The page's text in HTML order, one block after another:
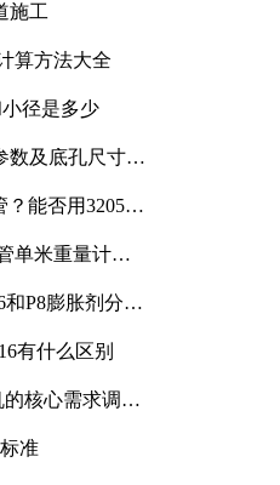
施工
算方法大全
径是多少
数及底孔尺寸详
？能否用3205或
单米重量计算
P8膨胀剂分别
有什么区别
核心需求调研
准